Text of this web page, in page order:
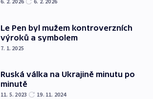
Le Pen byl mužem kontroverzních
výroků a symbolem
7. 1. 2025
Ruská válka na Ukrajině minutu po
minutě
11. 5. 2023 19. 11. 2024